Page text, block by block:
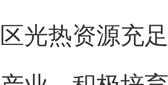
区光热资源充